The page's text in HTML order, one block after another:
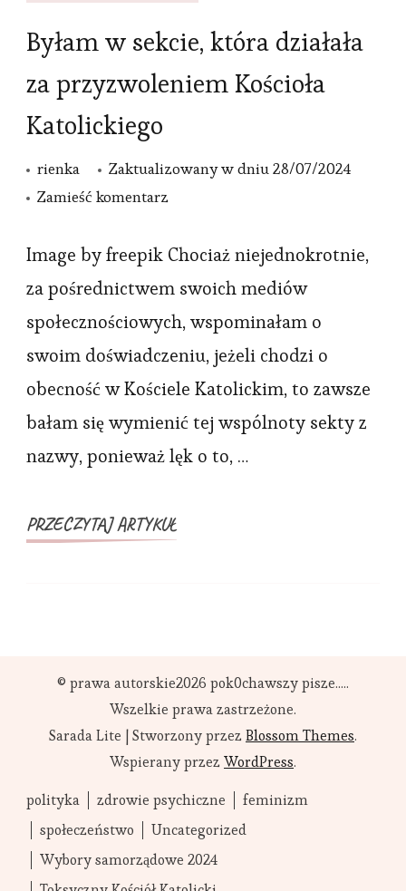
Byłam w sekcie, która działała
za przyzwoleniem Kościoła
Katolickiego
rienka Zaktualizowany w dniu28/07/2024
Zamieść komentarzwe
Byłam
która
działała
za
przyzwoleniem
Kościoła
Image by freepik Chociaż niejednokrotnie,
za pośrednictwem swoich mediów
społecznościowych, wspominałam o
swoim doświadczeniu, jeżeli chodzi o
obecność w Kościele Katolickim, to zawsze
bałam się wymienić tej wspólnoty sekty z
nazwy, ponieważ lęk o to, …
PRZECZYTAJ ARTYKUŁ
© prawa autorskie2026 pok0chawszy pisze.....
Wszelkie prawa zastrzeżone.
Sarada Lite | Stworzony przez Blossom Themes.
Wspierany przez WordPress.
polityka
zdrowie psychiczne
feminizm
społeczeństwo
Uncategorized
Wybory samorządowe 2024